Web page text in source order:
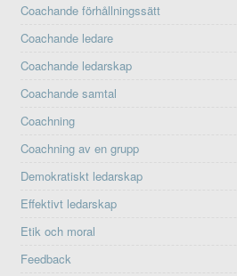
Coachande förhållningssätt
Coachande ledare
Coachande ledarskap
Coachande samtal
Coachning
Coachning av en grupp
Demokratiskt ledarskap
Effektivt ledarskap
Etik och moral
Feedback